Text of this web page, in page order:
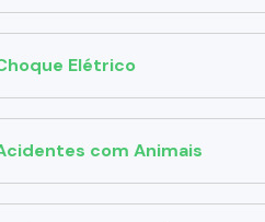
Elétrico
com Animais